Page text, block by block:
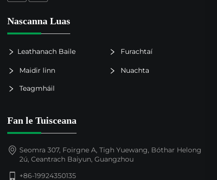
Nascanna Luas
Leathanach Baile Furachtaí
Maidir linn Nuachta
Teagmháil
Fan le Tuisceana
Seomra 307, Foirgne A, Tigh Yuewang, Bóthar Helong
2ú, Ceantrach Baiyun, Guangzhou
+86-19924350135